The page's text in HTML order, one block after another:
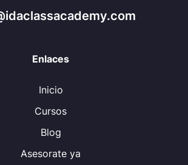
Enlaces
Inicio
Cursos
Blog
Asesorate ya